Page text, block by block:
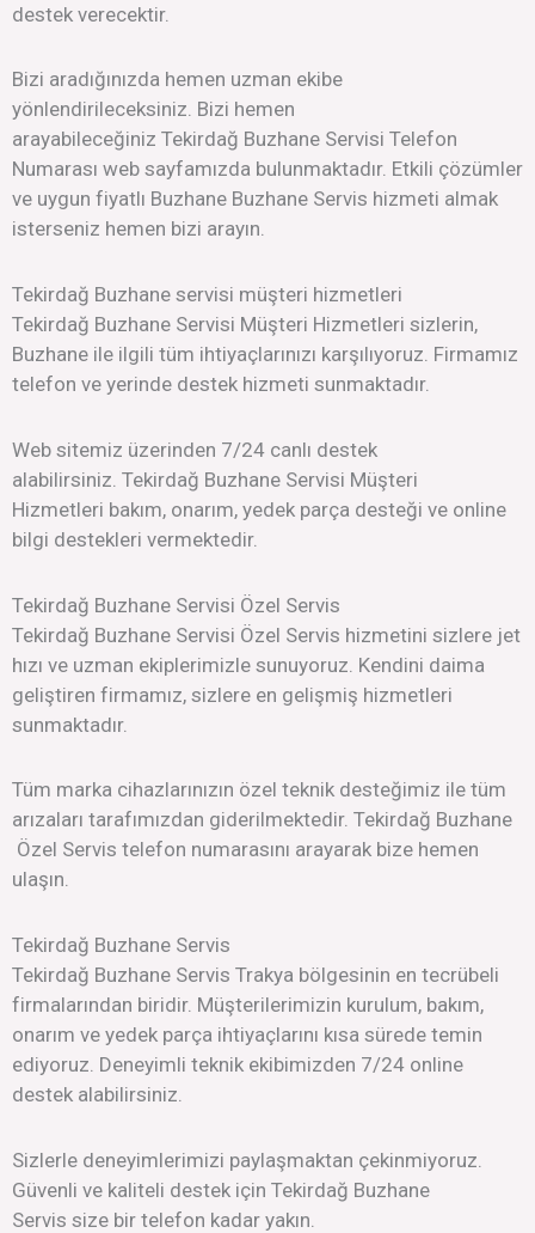
destek verecektir.
Bizi aradığınızda hemen uzman ekibe
yönlendirileceksiniz. Bizi hemen
arayabileceğiniz Tekirdağ Buzhane Servisi Telefon
Numarası web sayfamızda bulunmaktadır. Etkili çözümler
ve uygun fiyatlı Buzhane Buzhane Servis hizmeti almak
isterseniz hemen bizi arayın.
Tekirdağ Buzhane servisi müşteri hizmetleri
Tekirdağ Buzhane Servisi Müşteri Hizmetleri sizlerin,
Buzhane ile ilgili tüm ihtiyaçlarınızı karşılıyoruz. Firmamız
telefon ve yerinde destek hizmeti sunmaktadır.
Web sitemiz üzerinden 7/24 canlı destek
alabilirsiniz. Tekirdağ Buzhane Servisi Müşteri
Hizmetleri bakım, onarım, yedek parça desteği ve online
bilgi destekleri vermektedir.
Tekirdağ Buzhane Servisi Özel Servis
Tekirdağ Buzhane Servisi Özel Servis hizmetini sizlere jet
hızı ve uzman ekiplerimizle sunuyoruz. Kendini daima
geliştiren firmamız, sizlere en gelişmiş hizmetleri
sunmaktadır.
Tüm marka cihazlarınızın özel teknik desteğimiz ile tüm
arızaları tarafımızdan giderilmektedir. Tekirdağ Buzhane
Özel Servis telefon numarasını arayarak bize hemen
ulaşın.
Tekirdağ Buzhane Servis
Tekirdağ Buzhane Servis Trakya bölgesinin en tecrübeli
firmalarından biridir. Müşterilerimizin kurulum, bakım,
onarım ve yedek parça ihtiyaçlarını kısa sürede temin
ediyoruz. Deneyimli teknik ekibimizden 7/24 online
destek alabilirsiniz.
Sizlerle deneyimlerimizi paylaşmaktan çekinmiyoruz.
Güvenli ve kaliteli destek için Tekirdağ Buzhane
Servis size bir telefon kadar yakın.